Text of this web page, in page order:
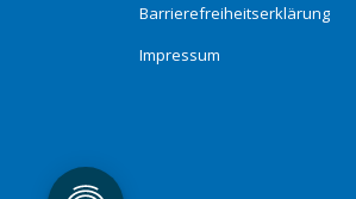
Barrierefreiheitserklärung
Impressum